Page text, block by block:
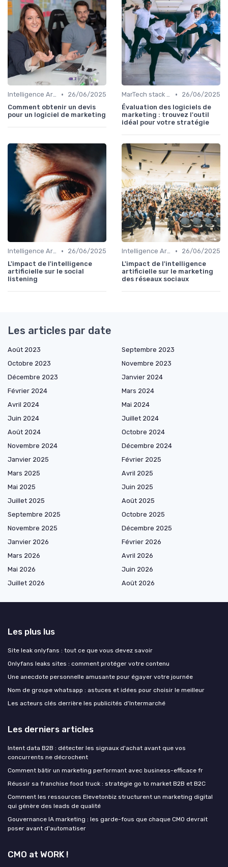
Intelligence Artificielle en marketing •
26/06/2025
Comment obtenir un devis
pour un logiciel de marketing
MarTech stack du directeur marketing •
26/06/2025
Évaluation des logiciels de
marketing : trouvez l'outil
idéal pour votre stratégie
Intelligence Artificielle en marketing •
26/06/2025
L'impact de l'intelligence
artificielle sur le social
listening
Intelligence Artificielle en marketing •
26/06/2025
L'impact de l'intelligence
artificielle sur le marketing
des réseaux sociaux
Les articles par date
Août 2023
Septembre 2023
Octobre 2023
Novembre 2023
Décembre 2023
Janvier 2024
Février 2024
Mars 2024
Avril 2024
Mai 2024
Juin 2024
Juillet 2024
Août 2024
Octobre 2024
Novembre 2024
Décembre 2024
Janvier 2025
Février 2025
Mars 2025
Avril 2025
Mai 2025
Juin 2025
Juillet 2025
Août 2025
Septembre 2025
Octobre 2025
Novembre 2025
Décembre 2025
Janvier 2026
Février 2026
Mars 2026
Avril 2026
Mai 2026
Juin 2026
Juillet 2026
Août 2026
Les plus lus
Site leak onlyfans : tout ce que vous devez savoir
Onlyfans leaks sites : comment protéger votre contenu
Une anecdote personnelle amusante pour égayer votre journée
Nom de groupe whatsapp : astuces et idées pour choisir le meilleur
Les acteurs clés derrière les publicités d'Intermarché
Les derniers articles
Intent data B2B : détecter les signaux d'achat avant que vos
concurrents ne décrochent
Comment bâtir un marketing performant avec business-efficace fr
Réussir sa franchise food truck : stratégie go to market B2B et B2C
Comment les ressources Elevetonbiz structurent un marketing digital
qui génère des leads de qualité
Gouvernance IA marketing : les garde-fous que chaque CMO devrait
poser avant d'automatiser
CMO at WORK !